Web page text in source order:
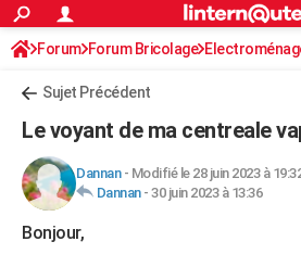
ACTUALITÉS
Politique
Société
Faits Divers
Education
Monde
Villes
+
FINANCE
Retraite
Impôts
Epargne
Immobilier
Risques naturels par ville
Banque
Assurance
Crédit
AUTO
Essais
Réserver un essai
Citadines
Berlines
SUV
Forum auto
+HIGH-TECH
S'inscrire
Connexion
Forum Forum Bricolage
Sujet Précédent
Le voyant de ma centreale
Dannan- Modifié le 28 juin 2023 à
Dannan- 30 juin 2023 à 13:36
Bonjour,